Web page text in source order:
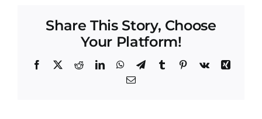
Share This Story, Choose
Your Platform!
Facebook
X RedditLinkedInWhatsApp
TelegramTumblrPinterest
Vk
Xing
Correo